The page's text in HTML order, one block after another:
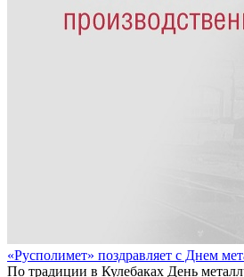
«Русполимет» поздравляет с Днем
По традиции в Кулебаках День